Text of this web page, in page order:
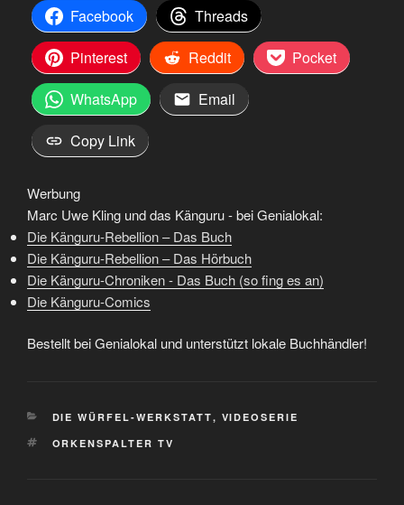
Facebook
Threads
Pinterest
Reddit
Pocket
WhatsApp
Email
Copy Link
Werbung
Marc Uwe Kling und das Känguru - bei Genialokal:
Die Känguru-Rebellion – Das Buch
Die Känguru-Rebellion – Das Hörbuch
Die Känguru-Chroniken - Das Buch (so fing es an)
Die Känguru-Comics
Bestellt bei Genialokal und unterstützt lokale Buchhändler!
KATEGORIEN
DIE WÜRFEL-WERKSTATT, VIDEOSERIE
SCHLAGWÖRTER
ORKENSPALTER TV